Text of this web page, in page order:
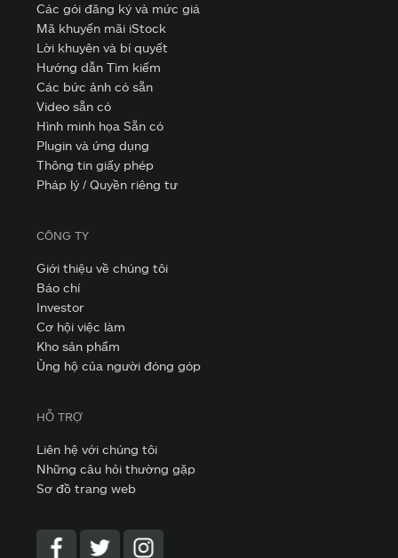
Các gói đăng ký và mức giá
Mã khuyến mãi iStock
Lời khuyên và bí quyết
Hướng dẫn Tìm kiếm
Các bức ảnh có sẵn
Video sẵn có
Hình minh họa Sẵn có
Plugin và ứng dụng
Thông tin giấy phép
Pháp lý / Quyền riêng tư
CÔNG TY
Giới thiệu về chúng tôi
Báo chí
Investor
Cơ hội việc làm
Kho sản phẩm
Ủng hộ của người đóng góp
HỖ TRỢ
Liên hệ với chúng tôi
Những câu hỏi thường gặp
Sơ đồ trang web